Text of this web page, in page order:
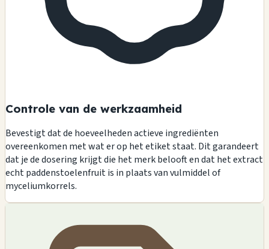
Controle van de werkzaamheid
Bevestigt dat de hoeveelheden actieve ingrediënten
overeenkomen met wat er op het etiket staat. Dit garandeert
dat je de dosering krijgt die het merk belooft en dat het extract
echt paddenstoelenfruit is in plaats van vulmiddel of
myceliumkorrels.